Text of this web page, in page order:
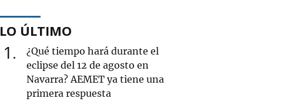
LO ÚLTIMO
1
¿Qué tiempo hará durante el
eclipse del 12 de agosto en
Navarra? AEMET ya tiene una
primera respuesta